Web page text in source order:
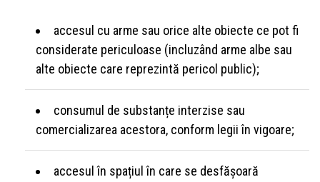
accesul cu arme sau orice alte obiecte ce pot fi
considerate periculoase (incluzând arme albe sau
alte obiecte care reprezintă pericol public);
consumul de substanțe interzise sau
comercializarea acestora, conform legii în vigoare;
accesul în spațiul în care se desfășoară